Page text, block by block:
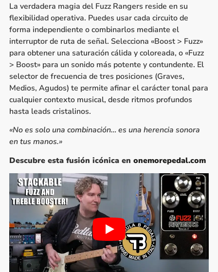
La verdadera magia del Fuzz Rangers reside en su
flexibilidad operativa. Puedes usar cada circuito de
forma independiente o combinarlos mediante el
interruptor de ruta de señal. Selecciona «Boost > Fuzz»
para obtener una saturación cálida y coloreada, o «Fuzz
> Boost» para un sonido más potente y contundente. El
selector de frecuencia de tres posiciones (Graves,
Medios, Agudos) te permite afinar el carácter tonal para
cualquier contexto musical, desde ritmos profundos
hasta leads cristalinos.
«No es solo una combinación… es una herencia sonora
en tus manos.»
Descubre esta fusión icónica en onemorepedal.com